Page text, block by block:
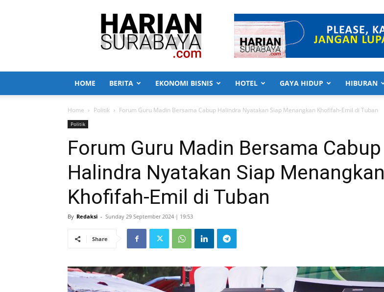
Harian
Surabaya
HOME BERITA EKONOMI BISNIS HOTEL GAYA HIDUP HIBURAN
Home Politik Forum Guru Madin Bersama Cabup Halindra Nyatakan Siap Menangkan Khofifah-Emil di Tuban
Politik
Forum Guru Madin Bersama Cabup
Halindra Nyatakan Siap Menangkan
Khofifah-Emil di Tuban
By Redaksi - Sunday 29 September 2024 | 19:53
Share